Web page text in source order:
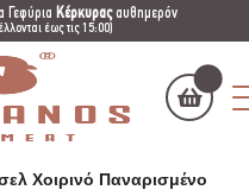
Γεφύρια Κέρκυραςαυθημερόν
έως τις 15:00)
Χοιρινό Παναρισμένο